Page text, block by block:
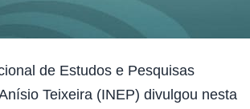
de Estudos e Pesquisas
Teixeira (INEP) divulgou nesta